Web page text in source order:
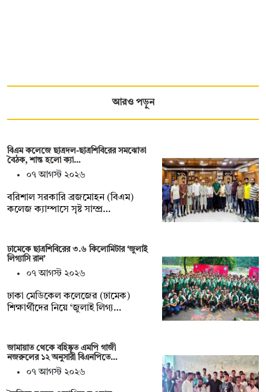
আরও পড়ুন
বিএম কলেজে ছাত্রদল-ছাত্রশিবিরের সমঝোতা
বৈঠক, শান্ত হলো ক্যা…
০৭ আগস্ট ২০২৬
বরিশাল সরকারি ব্রজমোহন (বিএম)
কলেজ ক্যাম্পাসে সৃষ্ট সাম্প্র…
ঢামেকে ছাত্রশিবিরের ৩.৬ কিলোমিটার ‘জুলাই
লিগ্যাসি রান’
০৭ আগস্ট ২০২৬
ঢাকা মেডিকেল কলেজের (ঢামেক)
শিক্ষার্থীদের নিয়ে ‘জুলাই লিগ্য…
জামায়াত থেকে বহিষ্কৃত এমপি গাজী
নজরুলের ১২ অনুসারী বিএনপিতে…
০৭ আগস্ট ২০২৬